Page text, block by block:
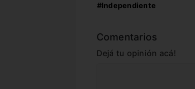
#Independiente
Comentarios
Dejá tu opinión acá!